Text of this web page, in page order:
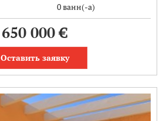
0 ванн(-а)
650 000 €
Оставить заявку